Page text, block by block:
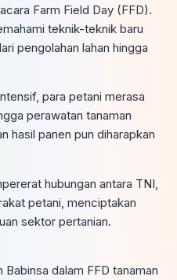
Farm Field Day (FFD).
teknik-teknik baru
pengolahan lahan hingga
para petani merasa
perawatan tanaman
hasil panen pun diharapkan
hubungan antara TNI,
petani, menciptakan
sektor pertanian.
dalam FFD tanaman